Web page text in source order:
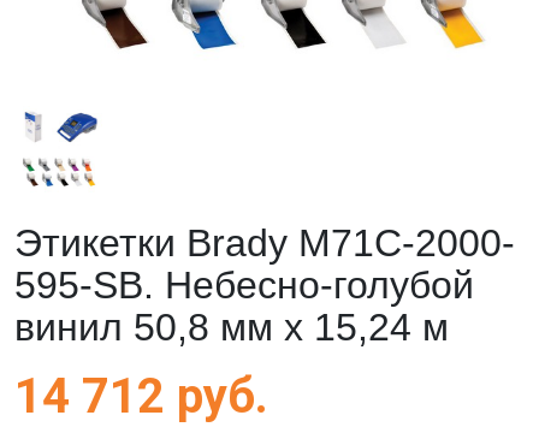
Этикетки Brady M71C-2000-
595-SB. Небесно-голубой
винил 50,8 мм x 15,24 м
14 712 руб.